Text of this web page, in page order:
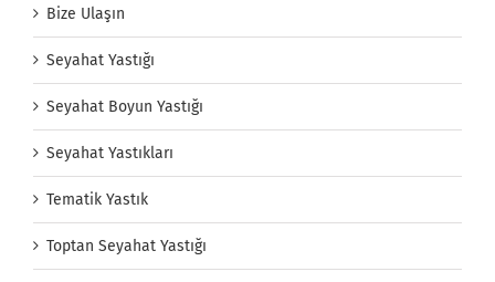
Bize Ulaşın
Seyahat Yastığı
Seyahat Boyun Yastığı
Seyahat Yastıkları
Tematik Yastık
Toptan Seyahat Yastığı